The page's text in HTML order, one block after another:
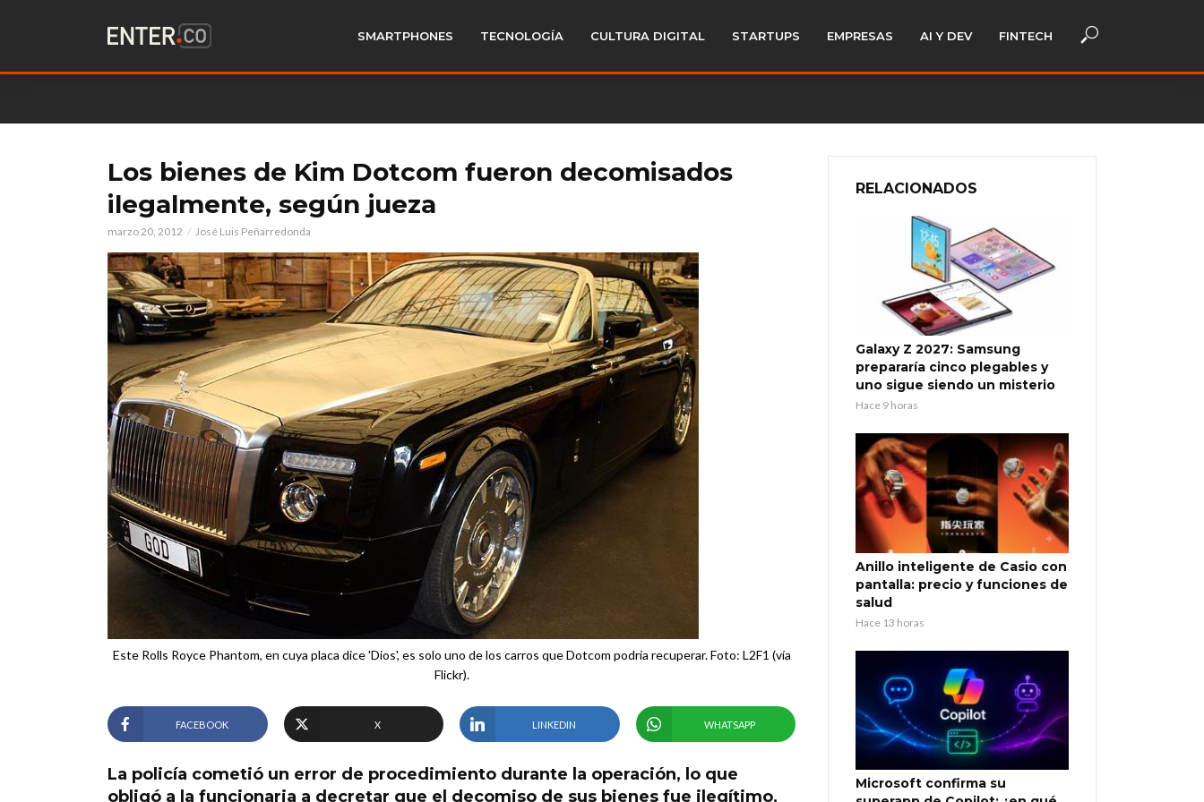
SMARTPHONES TECNOLOGÍA CULTURA DIGITAL STARTUPS EMPRESAS AI Y DEV FINTECH
Los bienes de Kim Dotcom fueron decomisados
ilegalmente, según jueza
marzo 20, 2012 José Luis Peñarredonda
Este Rolls Royce Phantom, en cuya placa dice 'Dios', es solo uno de los carros que Dotcom podría recuperar. Foto: L2F1 (vía
Flickr).
FACEBOOK X LINKEDIN WHATSAPP
La policía cometió un error de procedimiento durante la operación, lo que
obligó a la funcionaria a decretar que el decomiso de sus bienes fue ilegítimo,
RELACIONADOS
Galaxy Z 2027: Samsung
prepararía cinco plegables y
uno sigue siendo un misterio
Hace 9 horas
Anillo inteligente de Casio con
pantalla: precio y funciones de
salud
Hace 13 horas
Microsoft confirma su